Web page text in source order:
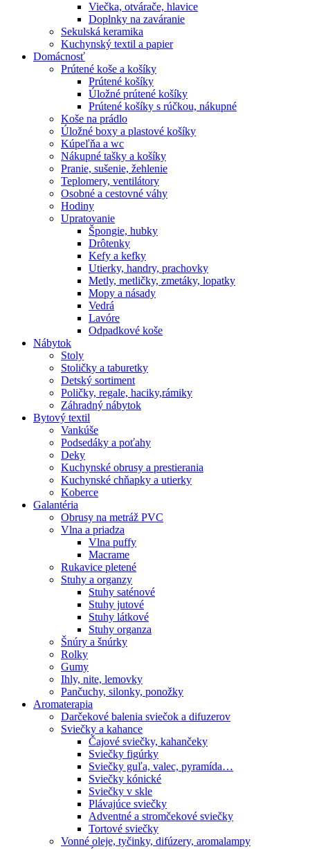
Viečka, otvárače, hlavice
Doplnky na zaváranie
Sekulská keramika
Kuchynský textil a papier
Domácnosť
Prútené koše a košíky
Prútené košíky
Úložné prútené košíky
Prútené košíky s rúčkou, nákupné
Koše na prádlo
Úložné boxy a plastové košíky
Kúpeľňa a wc
Nákupné tašky a košíky
Pranie, sušenie, žehlenie
Teplomery, ventilátory
Osobné a cestovné váhy
Hodiny
Upratovanie
Špongie, hubky
Drôtenky
Kefy a kefky
Utierky, handry, prachovky
Metly, metličky, zmetáky, lopatky
Mopy a násady
Vedrá
Lavóre
Odpadkové koše
Nábytok
Stoly
Stoličky a taburetky
Detský sortiment
Poličky, regale, haciky,rámiky
Záhradný nábytok
Bytový textil
Vankúše
Podsedáky a poťahy
Deky
Kuchynské obrusy a prestierania
Kuchynské chňapky a utierky
Koberce
Galantéria
Obrusy na metráž PVC
Vlna a priadza
Vlna puffy
Macrame
Rukavice pletené
Stuhy a organzy
Stuhy saténové
Stuhy jutové
Stuhy látkové
Stuhy organza
Šnúry a šnúrky
Rolky
Gumy
Ihly, nite, lemovky
Pančuchy, silonky, ponožky
Aromaterapia
Darčekové balenia sviečok a difuzerov
Sviečky a kahance
Čajové sviečky, kahančeky
Sviečky figúrky
Sviečky guľa, valec, pyramída…
Sviečky kónické
Sviečky v skle
Plávajúce sviečky
Adventné a stromčekové sviečky
Tortové sviečky
Vonné oleje, tyčinky, difúzery, aromalampy